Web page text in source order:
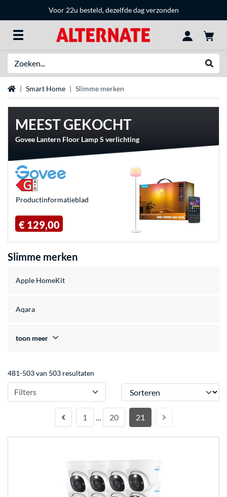
Voor 22u besteld, dezelfde dag verzonden
HomeSmart Home Slimme merken
MEEST GEKOCHT
Govee Lantern Floor Lamp S verlichting
Product­informatieblad
€ 129,00
Slimme merken
Apple HomeKit
Aqara
toon meer
481-503 van 503 resultaten
Filters Sorteren
1 … 20 21